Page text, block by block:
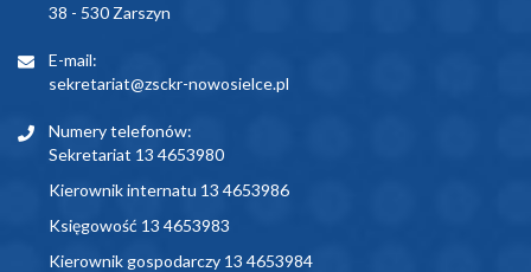
38 - 530 Zarszyn
E-mail:
sekretariat@zsckr-nowosielce.pl
Numery telefonów:
Sekretariat 13 4653980
Kierownik internatu 13 4653986
Księgowość 13 4653983
Kierownik gospodarczy 13 4653984